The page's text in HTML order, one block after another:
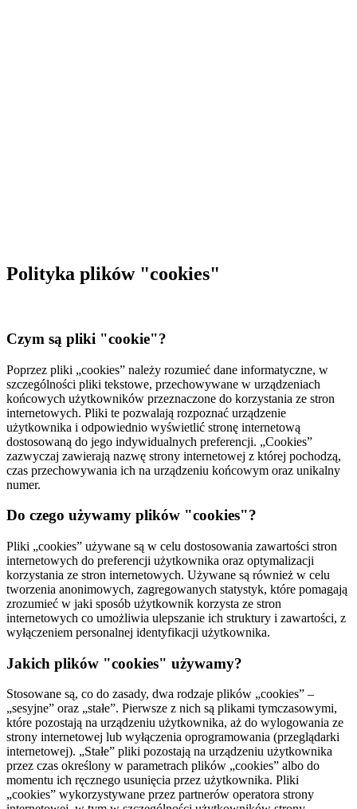
Polityka plików "cookies"
Czym są pliki "cookie"?
Poprzez pliki „cookies” należy rozumieć dane informatyczne, w
szczególności pliki tekstowe, przechowywane w urządzeniach
końcowych użytkowników przeznaczone do korzystania ze stron
internetowych. Pliki te pozwalają rozpoznać urządzenie
użytkownika i odpowiednio wyświetlić stronę internetową
dostosowaną do jego indywidualnych preferencji. „Cookies”
zazwyczaj zawierają nazwę strony internetowej z której pochodzą,
czas przechowywania ich na urządzeniu końcowym oraz unikalny
numer.
Do czego używamy plików "cookies"?
Pliki „cookies” używane są w celu dostosowania zawartości stron
internetowych do preferencji użytkownika oraz optymalizacji
korzystania ze stron internetowych. Używane są również w celu
tworzenia anonimowych, zagregowanych statystyk, które pomagają
zrozumieć w jaki sposób użytkownik korzysta ze stron
internetowych co umożliwia ulepszanie ich struktury i zawartości, z
wyłączeniem personalnej identyfikacji użytkownika.
Jakich plików "cookies" używamy?
Stosowane są, co do zasady, dwa rodzaje plików „cookies” –
„sesyjne” oraz „stałe”. Pierwsze z nich są plikami tymczasowymi,
które pozostają na urządzeniu użytkownika, aż do wylogowania ze
strony internetowej lub wyłączenia oprogramowania (przeglądarki
internetowej). „Stałe” pliki pozostają na urządzeniu użytkownika
przez czas określony w parametrach plików „cookies” albo do
momentu ich ręcznego usunięcia przez użytkownika. Pliki
„cookies” wykorzystywane przez partnerów operatora strony